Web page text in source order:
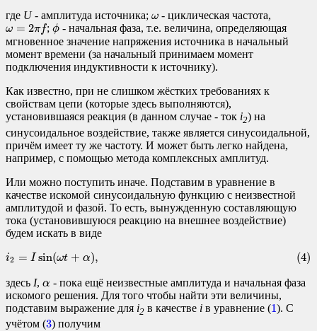
где U- амплитуда источника; ω
ω - циклическая частота,
ω = 2πf
ω=2πf ;ϕ
ϕ - начальная фаза, т.е. величина, определяющая
мгновенное значение напряжения источника в начальный
момент времени (за начальный принимаем момент
подключения индуктивности к источнику).
Как известно, при не слишком жёстких требованиях к
свойствам цепи (которые здесь выполняются),
установившаяся реакция (в данном случае - ток i2) на
синусоидальное воздействие, также является синусоидальной,
причём имеет ту же частоту. И может быть легко найдена,
например, с помощью метода комплексных амплитуд.
Или можно поступить иначе. Подставим в уравнение в
качестве искомой синусоидальную функцию с неизвестной
амплитудой и фазой. То есть, вынужденную составляющую
тока (установившуюся реакцию на внешнее воздействие)
будем искать в виде
i2 = I sin(ωt + α), (4)
здесь I, α
α - пока ещё неизвестные амплитуда и начальная фаза
искомого решения. Для того чтобы найти эти величины,
подставим выражение для i2 в качестве i в уравнение (1
1). С
учётом (3
3) получим